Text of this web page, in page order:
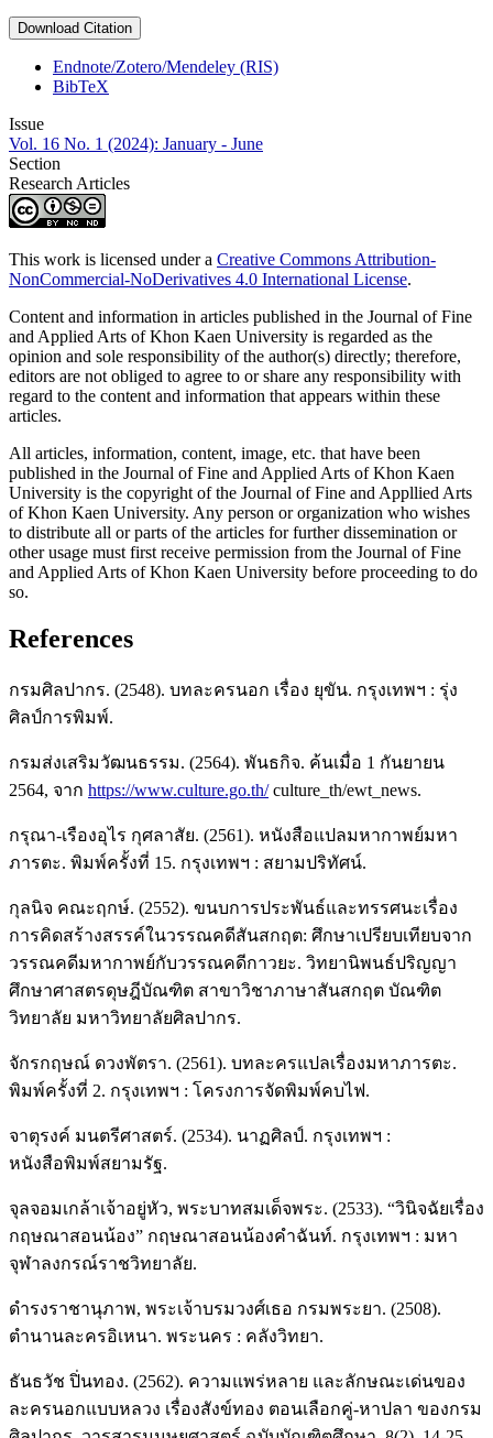
Download Citation
Endnote/Zotero/Mendeley (RIS)
BibTeX
Issue
Vol. 16 No. 1 (2024): January - June
Section
Research Articles
This work is licensed under a Creative Commons Attribution-
NonCommercial-NoDerivatives 4.0 International License.
Content and information in articles published in the Journal of Fine
and Applied Arts of Khon Kaen University is regarded as the
opinion and sole responsibility of the author(s) directly; therefore,
editors are not obliged to agree to or share any responsibility with
regard to the content and information that appears within these
articles.
All articles, information, content, image, etc. that have been
published in the Journal of Fine and Applied Arts of Khon Kaen
University is the copyright of the Journal of Fine and Appllied Arts
of Khon Kaen University. Any person or organization who wishes
to distribute all or parts of the articles for further dissemination or
other usage must first receive permission from the Journal of Fine
and Applied Arts of Khon Kaen University before proceeding to do
so.
References
กรมศิลปากร. (2548). บทละครนอก เรื่อง ยุขัน. กรุงเทพฯ : รุ่ง
ศิลป์การพิมพ์.
กรมส่งเสริมวัฒนธรรม. (2564). พันธกิจ. ค้นเมื่อ 1 กันยายน
2564, จาก https://www.culture.go.th/culture_th/ewt_news.
กรุณา-เรืองอุไร กุศลาสัย. (2561). หนังสือแปลมหากาพย์มหา
ภารตะ. พิมพ์ครั้งที่ 15. กรุงเทพฯ : สยามปริทัศน์.
กุลนิจ คณะฤกษ์. (2552). ขนบการประพันธ์และทรรศนะเรื่อง
การคิดสร้างสรรค์ในวรรณคดีสันสกฤต: ศึกษาเปรียบเทียบจาก
วรรณคดีมหากาพย์กับวรรณคดีกาวยะ. วิทยานิพนธ์ปริญญา
ศึกษาศาสตรดุษฎีบัณฑิต สาขาวิชาภาษาสันสกฤต บัณฑิต
วิทยาลัย มหาวิทยาลัยศิลปากร.
จักรกฤษณ์ ดวงพัตรา. (2561). บทละครแปลเรื่องมหาภารตะ.
พิมพ์ครั้งที่ 2. กรุงเทพฯ : โครงการจัดพิมพ์คบไฟ.
จาตุรงค์ มนตรีศาสตร์. (2534). นาฏศิลป์. กรุงเทพฯ :
หนังสือพิมพ์สยามรัฐ.
จุลจอมเกล้าเจ้าอยู่หัว, พระบาทสมเด็จพระ. (2533). “วินิจฉัยเรื่อง
กฤษณาสอนน้อง” กฤษณาสอนน้องคำฉันท์. กรุงเทพฯ : มหา
จุฬาลงกรณ์ราชวิทยาลัย.
ดำรงราชานุภาพ, พระเจ้าบรมวงศ์เธอ กรมพระยา. (2508).
ตำนานละครอิเหนา. พระนคร : คลังวิทยา.
ธันธวัช ปิ่นทอง. (2562). ความแพร่หลาย และลักษณะเด่นของ
ละครนอกแบบหลวง เรื่องสังข์ทอง ตอนเลือกคู่-หาปลา ของกรม